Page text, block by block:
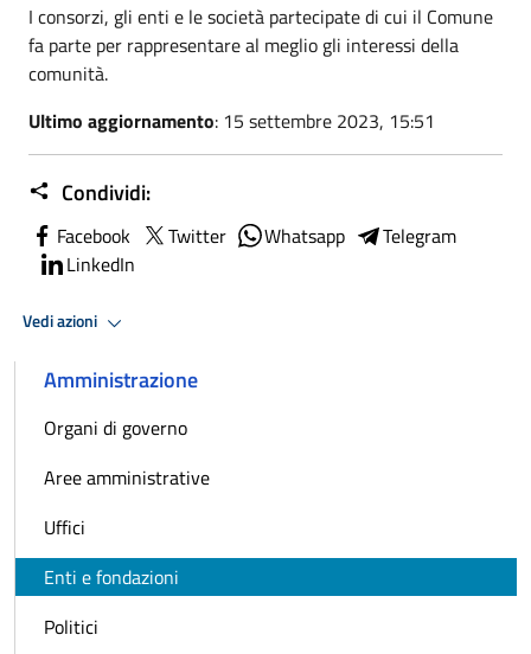
I consorzi, gli enti e le società partecipate di cui il Comune
fa parte per rappresentare al meglio gli interessi della
comunità.
Ultimo aggiornamento: 15 settembre 2023, 15:51
Condividi:
Facebook Twitter Whatsapp
Telegram
LinkedIn
Vedi azioni
Amministrazione
Organi di governo
Aree amministrative
Uffici
Enti e fondazioni
Politici